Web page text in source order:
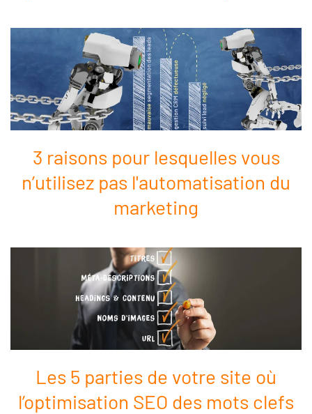
3 raisons pour lesquelles vous
n’utilisez pas l'automatisation du
marketing
Les 5 parties de votre site où
l’optimisation SEO des mots clefs